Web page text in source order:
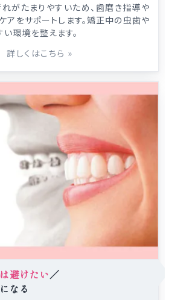
がたまりやすいため、歯磨き指導や
アをサポートします。矯正中の虫歯や
い環境を整えます。
詳しくはこちら »
避けたい／
なる